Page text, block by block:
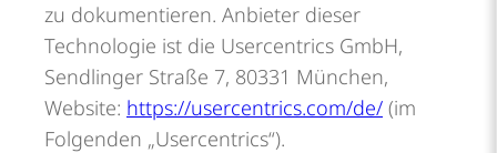
zu dokumentieren. Anbieter dieser
Technologie ist die Usercentrics GmbH,
Sendlinger Straße 7, 80331 München,
Website: https://usercentrics.com/de/ (im
Folgenden „Usercentrics“).